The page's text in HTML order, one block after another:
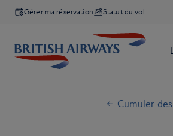
Gérer ma réservation Statut du vol
Cumuler